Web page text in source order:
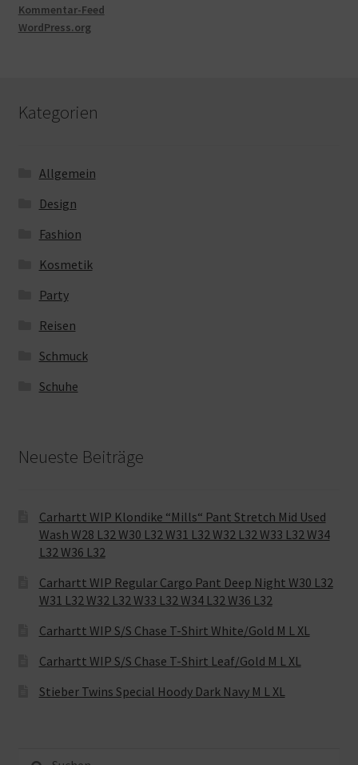
Kommentar-Feed
WordPress.org
Kategorien
Allgemein
Design
Fashion
Kosmetik
Party
Reisen
Schmuck
Schuhe
Neueste Beiträge
Carhartt WIP Klondike “Mills“ Pant Stretch Mid Used
Wash W28 L32 W30 L32 W31 L32 W32 L32 W33 L32 W34
L32 W36 L32
Carhartt WIP Regular Cargo Pant Deep Night W30 L32
W31 L32 W32 L32 W33 L32 W34 L32 W36 L32
Carhartt WIP S/S Chase T-Shirt White/Gold M L XL
Carhartt WIP S/S Chase T-Shirt Leaf/Gold M L XL
Stieber Twins Special Hoody Dark Navy M L XL